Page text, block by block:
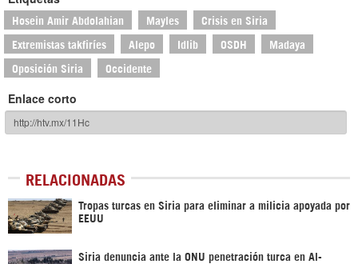
Hosein Amir Abdolahian Mayles Crisis en Siria
Extremistas takfiríes Alepo Idlib OSDH Madaya
Oposición Siria Occidente
Enlace corto
RELACIONADAS
Tropas turcas en Siria para eliminar a milicia apoyada por
EEUU
Siria denuncia ante la ONU penetración turca en Al-